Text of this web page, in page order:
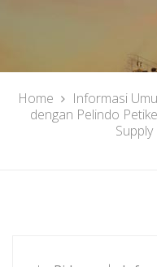
Home Informasi
dengan Pelindo